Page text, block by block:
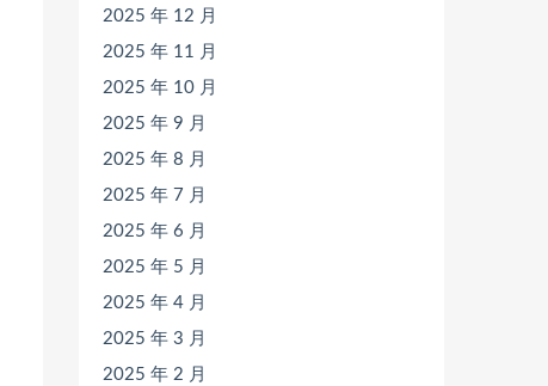
2025 年 12 月
2025 年 11 月
2025 年 10 月
2025 年 9 月
2025 年 8 月
2025 年 7 月
2025 年 6 月
2025 年 5 月
2025 年 4 月
2025 年 3 月
2025 年 2 月